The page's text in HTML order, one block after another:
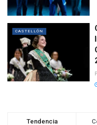
CASTELLÓN
Tendencia